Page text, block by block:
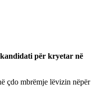
për kryetar në
çdo mbrëmje lëvizin nëpër